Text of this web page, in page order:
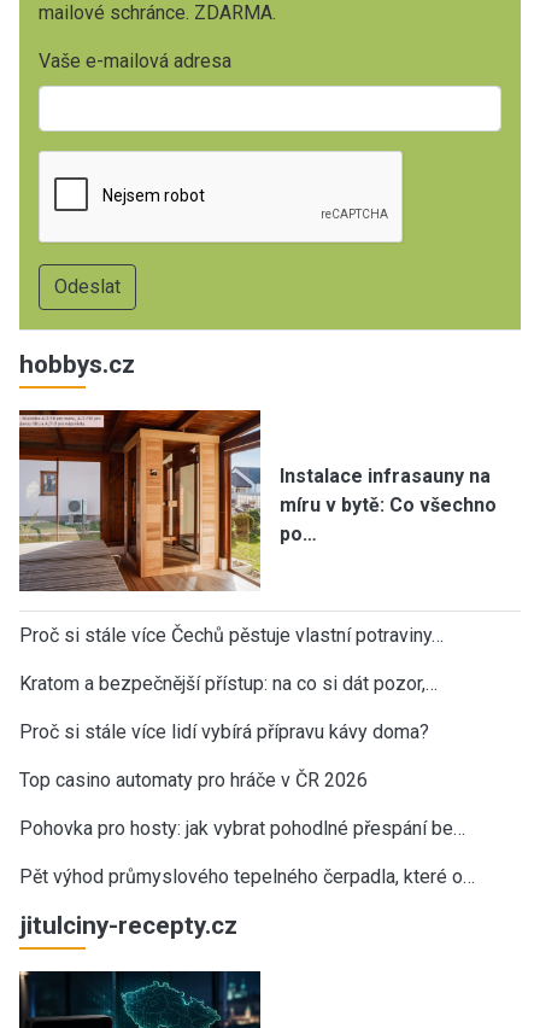
mailové schránce. ZDARMA.
Vaše e-mailová adresa
hobbys.cz
Instalace infrasauny na
míru v bytě: Co všechno
po…
Proč si stále více Čechů pěstuje vlastní potraviny…
Kratom a bezpečnější přístup: na co si dát pozor,…
Proč si stále více lidí vybírá přípravu kávy doma?
Top casino automaty pro hráče v ČR 2026
Pohovka pro hosty: jak vybrat pohodlné přespání be…
Pět výhod průmyslového tepelného čerpadla, které o…
jitulciny-recepty.cz